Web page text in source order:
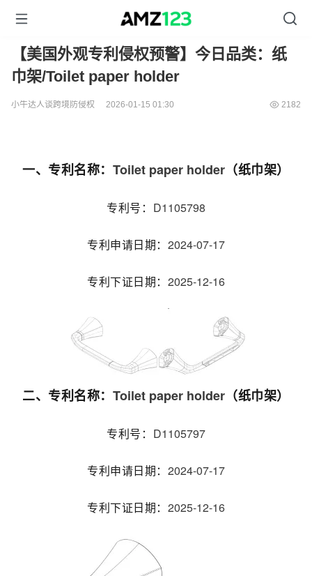
【美国外观专利侵权预警】今日品类：纸
巾架/Toilet paper holder
小牛达人谈跨境防侵权 2026-01-15 01:30 2182
一、专利名称：Toilet paper holder （纸巾架）
专利号： D1105798
专利申请日期： 2024-07-17
专利下证日期： 2025-12-16
二、专利名称：Toilet paper holder （纸巾架）
专利号： D1105797
专利申请日期： 2024-07-17
专利下证日期： 2025-12-16